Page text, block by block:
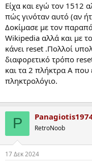
Είχα και εγώ τον 1512
πώς γινόταν αυτό (αν
Δοκίμασε με τον
Wikipedia αλλά και με
κάνει reset .Πολλοί
διαφορετικό τρόπο
και τα 2 πλήκτρα Α που
πληκτρολόγιο.
P RetroNoob
17 Δεκ 2024